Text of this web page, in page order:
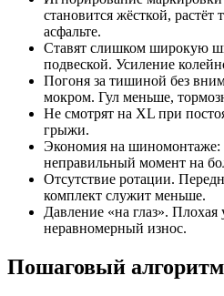
становится жёсткой,
асфальте.
Ставят слишком широкую
подвеской. Усиление
Погоня за тишиной без
мокром. Гул меньше,
Не смотрят на XL при
грыжи.
Экономия на шиномонтаже:
неправильный момент на
Отсутствие ротации.
комплект служит меньше.
Давление «на глаз». Плохая
неравномерный износ.
Пошаговый